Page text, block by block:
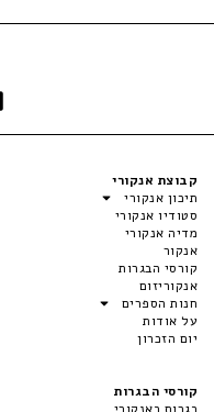
קבוצת אנקורי
תיכון אנקורי
סטודיו אנקורי
מדיה אנקורי
אנקור
קורסי הבגרות
אנקוריזום
חנות הספרים
על אודות
יום הזכרון
קורסי הבגרות